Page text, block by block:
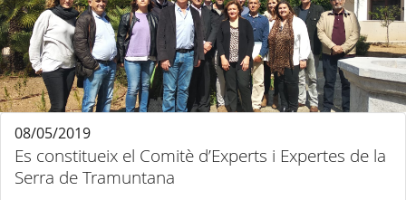
Es constitueix el Comitè d’Experts i Expertes de la
Serra de Tramuntana
08/05/2019